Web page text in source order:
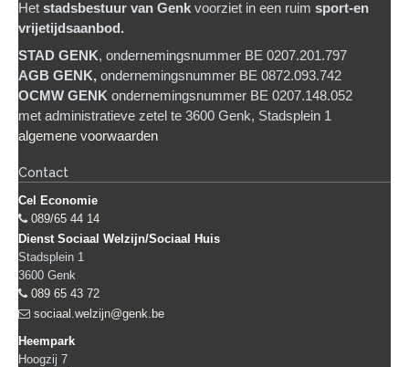
Het stadsbestuur van Genk voorziet in een ruim sport-en
vrijetijdsaanbod.
STAD GENK, ondernemingsnummer BE 0207.201.797
AGB GENK, ondernemingsnummer BE 0872.093.742
OCMW GENK ondernemingsnummer BE 0207.148.052
met administratieve zetel te 3600 Genk, Stadsplein 1
algemene voorwaarden
Contact
Cel Economie
089/65 44 14
Dienst Sociaal Welzijn/Sociaal Huis
Stadsplein 1
3600 Genk
089 65 43 72
sociaal.welzijn@genk.be
Heempark
Hoogzij 7